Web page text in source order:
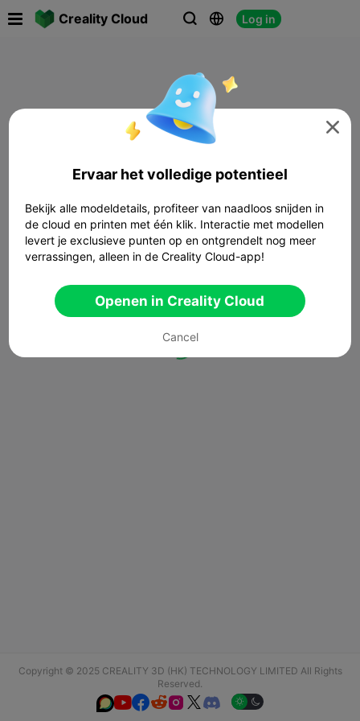
Creality Cloud   Log in
Copyright © 2025 CREALITY 3D (HK) TECHNOLOGY LIMITED All Rights
Reserved.
  

Ervaar het volledige potentieel
Bekijk alle modeldetails, profiteer van naadloos snijden in
de cloud en printen met één klik. Interactie met modellen
levert je exclusieve punten op en ontgrendelt nog meer
verrassingen, alleen in de Creality Cloud-app!
Openen in Creality Cloud
Cancel